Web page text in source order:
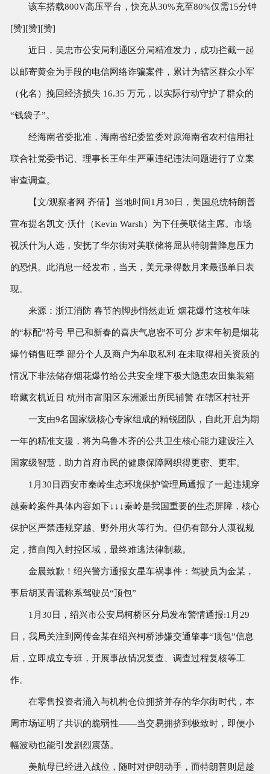
该车搭载800V高压平台，快充从30%充至80%仅需15分钟
[赞][赞][赞]
近日，吴忠市公安局利通区分局精准发力，成功拦截一起
以邮寄黄金为手段的电信网络诈骗案件，累计为辖区群众小军
（化名）挽回经济损失 16.35 万元，以实际行动守护了群众的
“钱袋子”。
经海南省委批准，海南省纪委监委对原海南省农村信用社
联合社党委书记、理事长王年生严重违纪违法问题进行了立案
审查调查。
【文/观察者网 齐倩】当地时间1月30日，美国总统特朗普
宣布提名凯文·沃什（Kevin Warsh）为下任美联储主席。市场
视沃什为人选，安抚了华尔街对美联储将屈从特朗普降息压力
的恐惧。此消息一经发布，当天，美元录得数月来最强单日表
现。
来源：浙江消防 春节的脚步悄然走近 烟花爆竹这枚年味
的“标配”符号 早已和新春的喜庆气息密不可分 岁末年初是烟花
爆竹销售旺季 部分个人及商户为牟取私利 在未取得相关资质的
情况下非法储存烟花爆竹给公共安全埋下极大隐患农田集装箱
暗藏玄机近日 杭州市富阳区东洲派出所民辅警 在辖区村社开
一支由9名国家级核心专家组成的精锐团队，自此开启为期
一年的精准支援，将为乌鲁木齐的公共卫生核心能力建设注入
国家级智慧，助力首府市民的健康保障网织得更密、更牢。
1月30日西安市秦岭生态环境保护管理局通报了一起违规穿
越秦岭案件具体内容如下↓↓↓秦岭是我国重要的生态屏障，核心
保护区严禁违规穿越、野外用火等行为。但仍有部分人漠视规
定，擅自闯入封控区域，最终难逃法律制裁。
金晨致歉！绍兴警方通报女星车祸事件：驾驶员为金某，
事后胡某青谎称系驾驶员“顶包”
1月30日，绍兴市公安局柯桥区分局发布警情通报:1月29
日，我局关注到网传金某在绍兴柯桥涉嫌交通肇事“顶包”信息
后，立即成立专班，开展事故情况复查、调查过程复核等工
作。
在零售投资者涌入与机构仓位拥挤并存的华尔街时代，本
周市场证明了共识的脆弱性——当交易拥挤到极致时，即便小
幅波动也能引发剧烈震荡。
美航母已经进入战位，随时对伊朗动手，而特朗普则是趁